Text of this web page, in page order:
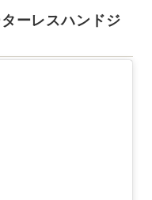
ーレスハンドジ